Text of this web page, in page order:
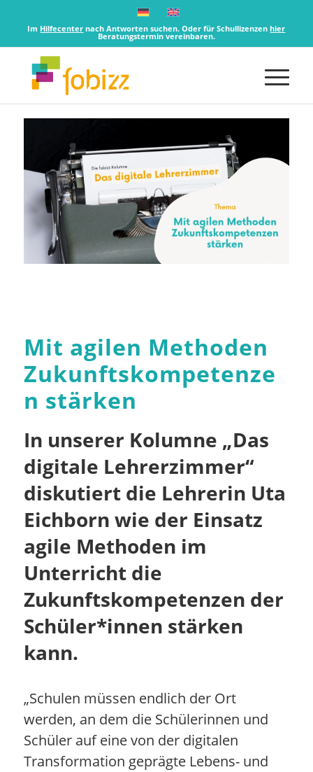
Im Hilfecenter nach Antworten suchen. Oder für Schullizenzenhier
Beratungstermin vereinbaren.
Mit agilen Methoden
Zukunftskompetenze
n stärken
In unserer Kolumne „Das
digitale Lehrerzimmer“
diskutiert die Lehrerin Uta
Eichborn wie der Einsatz
agile Methoden im
Unterricht die
Zukunftskompetenzen der
Schüler*innen stärken
kann.
„Schulen müssen endlich der Ort
werden, an dem die Schülerinnen und
Schüler auf eine von der digitalen
Transformation geprägte Lebens- und